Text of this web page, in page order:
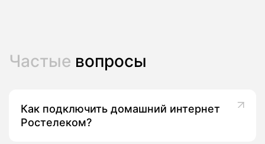
В большинстве городов доступны тарифы со
скоростью до сотен мегабит в секунду, а на ряде
Ключевые преимущества провайдера Ростелеком в
Частые вопросы
Как подключить домашний интернет
Ростелеком?